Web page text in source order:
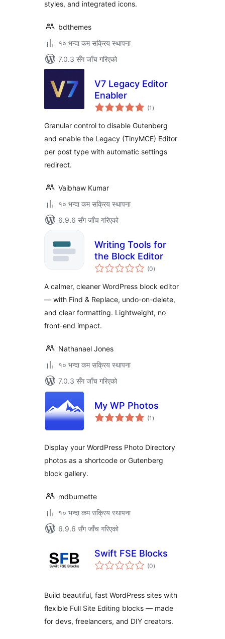
styles, and integrated icons.
bdthemes
१० भन्दा कम सक्रिय स्थापना
7.0.3 सँग जाँच गरिएको
V7 Legacy Editor
Enabler
(1 कुल
रेटिङ्गहरू
)
Granular control to disable Gutenberg
and enable the Legacy (TinyMCE) Editor
per post type with automatic settings
redirect.
Vaibhaw Kumar
१० भन्दा कम सक्रिय स्थापना
6.9.6 सँग जाँच गरिएको
Writing Tools for
the Block Editor
(0कुल
रेटिङ्गहरू
)
A calmer, cleaner WordPress block editor
— with Find & Replace, undo-on-delete,
and clear formatting. Lightweight, no
front-end impact.
Nathanael Jones
१० भन्दा कम सक्रिय स्थापना
7.0.3 सँग जाँच गरिएको
My WP Photos
(1 कुल
रेटिङ्गहरू
)
Display your WordPress Photo Directory
photos as a shortcode or Gutenberg
block gallery.
mdburnette
१० भन्दा कम सक्रिय स्थापना
6.9.6 सँग जाँच गरिएको
Swift FSE Blocks
(0कुल
रेटिङ्गहरू
)
Build beautiful, fast WordPress sites with
flexible Full Site Editing blocks — made
for devs, freelancers, and DIY creators.